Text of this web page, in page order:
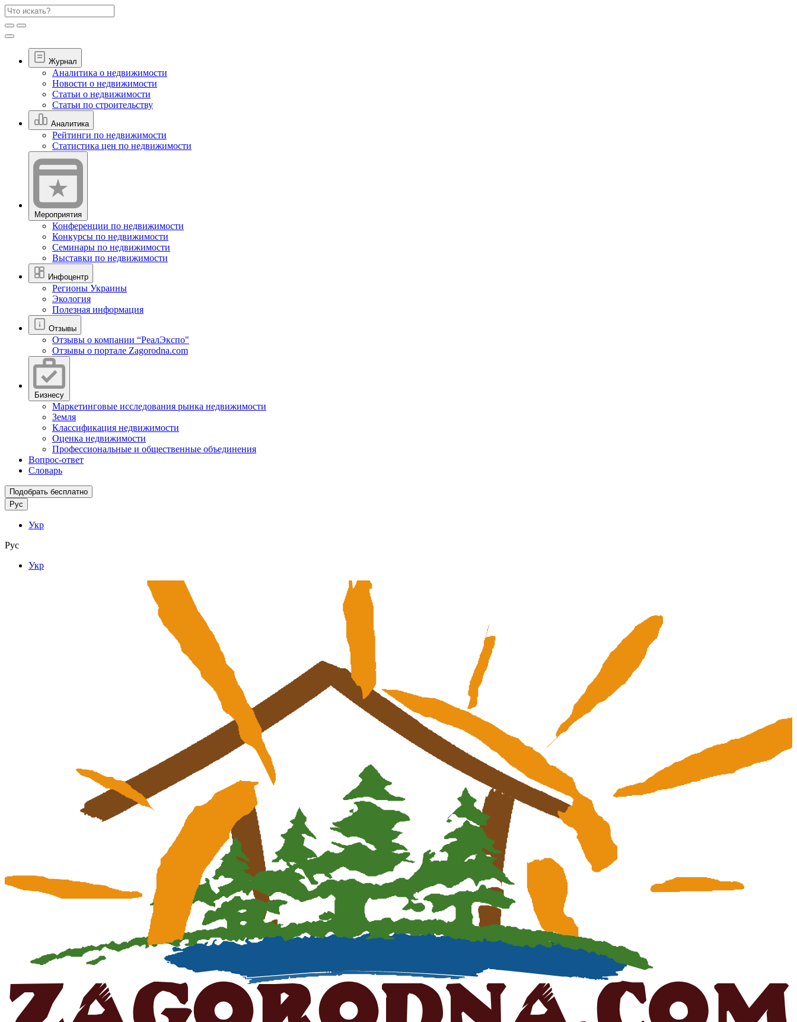
Журнал
Аналитика о недвижимости
Новости о недвижимости
Статьи о недвижимости
Статьи по строительству
Аналитика
Рейтинги по недвижимости
Статистика цен по недвижимости
Мероприятия
Конференции по недвижимости
Конкурсы по недвижимости
Семинары по недвижимости
Выставки по недвижимости
Инфоцентр
Регионы Украины
Экология
Полезная информация
Отзывы
Отзывы о компании “РеалЭкспо"
Отзывы о портале Zagorodna.com
Бизнесу
Маркетинговые исследования рынка недвижимости
Земля
Классификация недвижимости
Оценка недвижимости
Профессиональные и общественные объединения
Вопрос-ответ
Словарь
Подобрать бесплатно
Рус
Укр
Рус
Укр